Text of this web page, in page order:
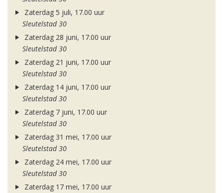
Zaterdag 5 juli, 17.00 uur
Sleutelstad 30
Zaterdag 28 juni, 17.00 uur
Sleutelstad 30
Zaterdag 21 juni, 17.00 uur
Sleutelstad 30
Zaterdag 14 juni, 17.00 uur
Sleutelstad 30
Zaterdag 7 juni, 17.00 uur
Sleutelstad 30
Zaterdag 31 mei, 17.00 uur
Sleutelstad 30
Zaterdag 24 mei, 17.00 uur
Sleutelstad 30
Zaterdag 17 mei, 17.00 uur